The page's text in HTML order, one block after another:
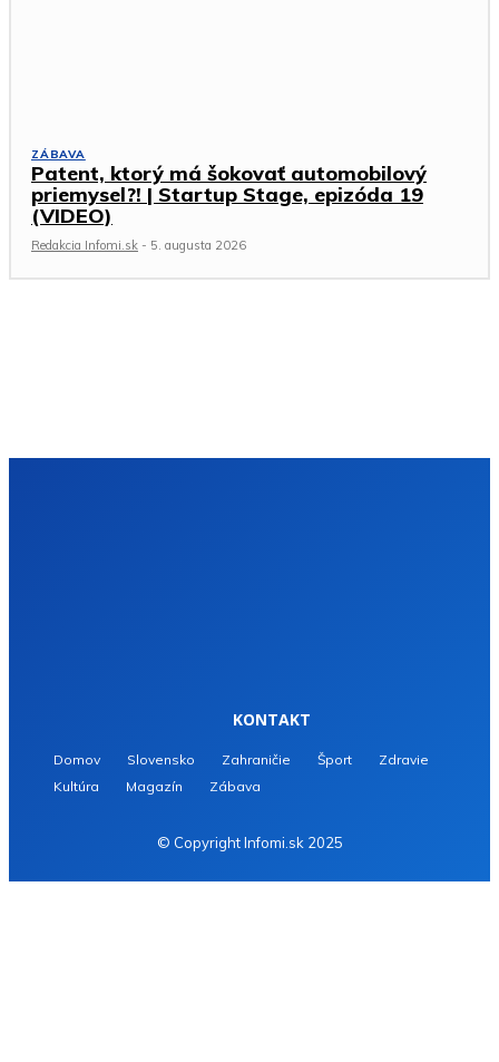
ZÁBAVA
Patent, ktorý má šokovať automobilový
priemysel?! | Startup Stage, epizóda 19
(VIDEO)
Redakcia Infomi.sk - 5. augusta 2026
KONTAKT
Domov Slovensko Zahraničie Šport
Zdravie
Kultúra
Magazín Zábava
© Copyright Infomi.sk 2025